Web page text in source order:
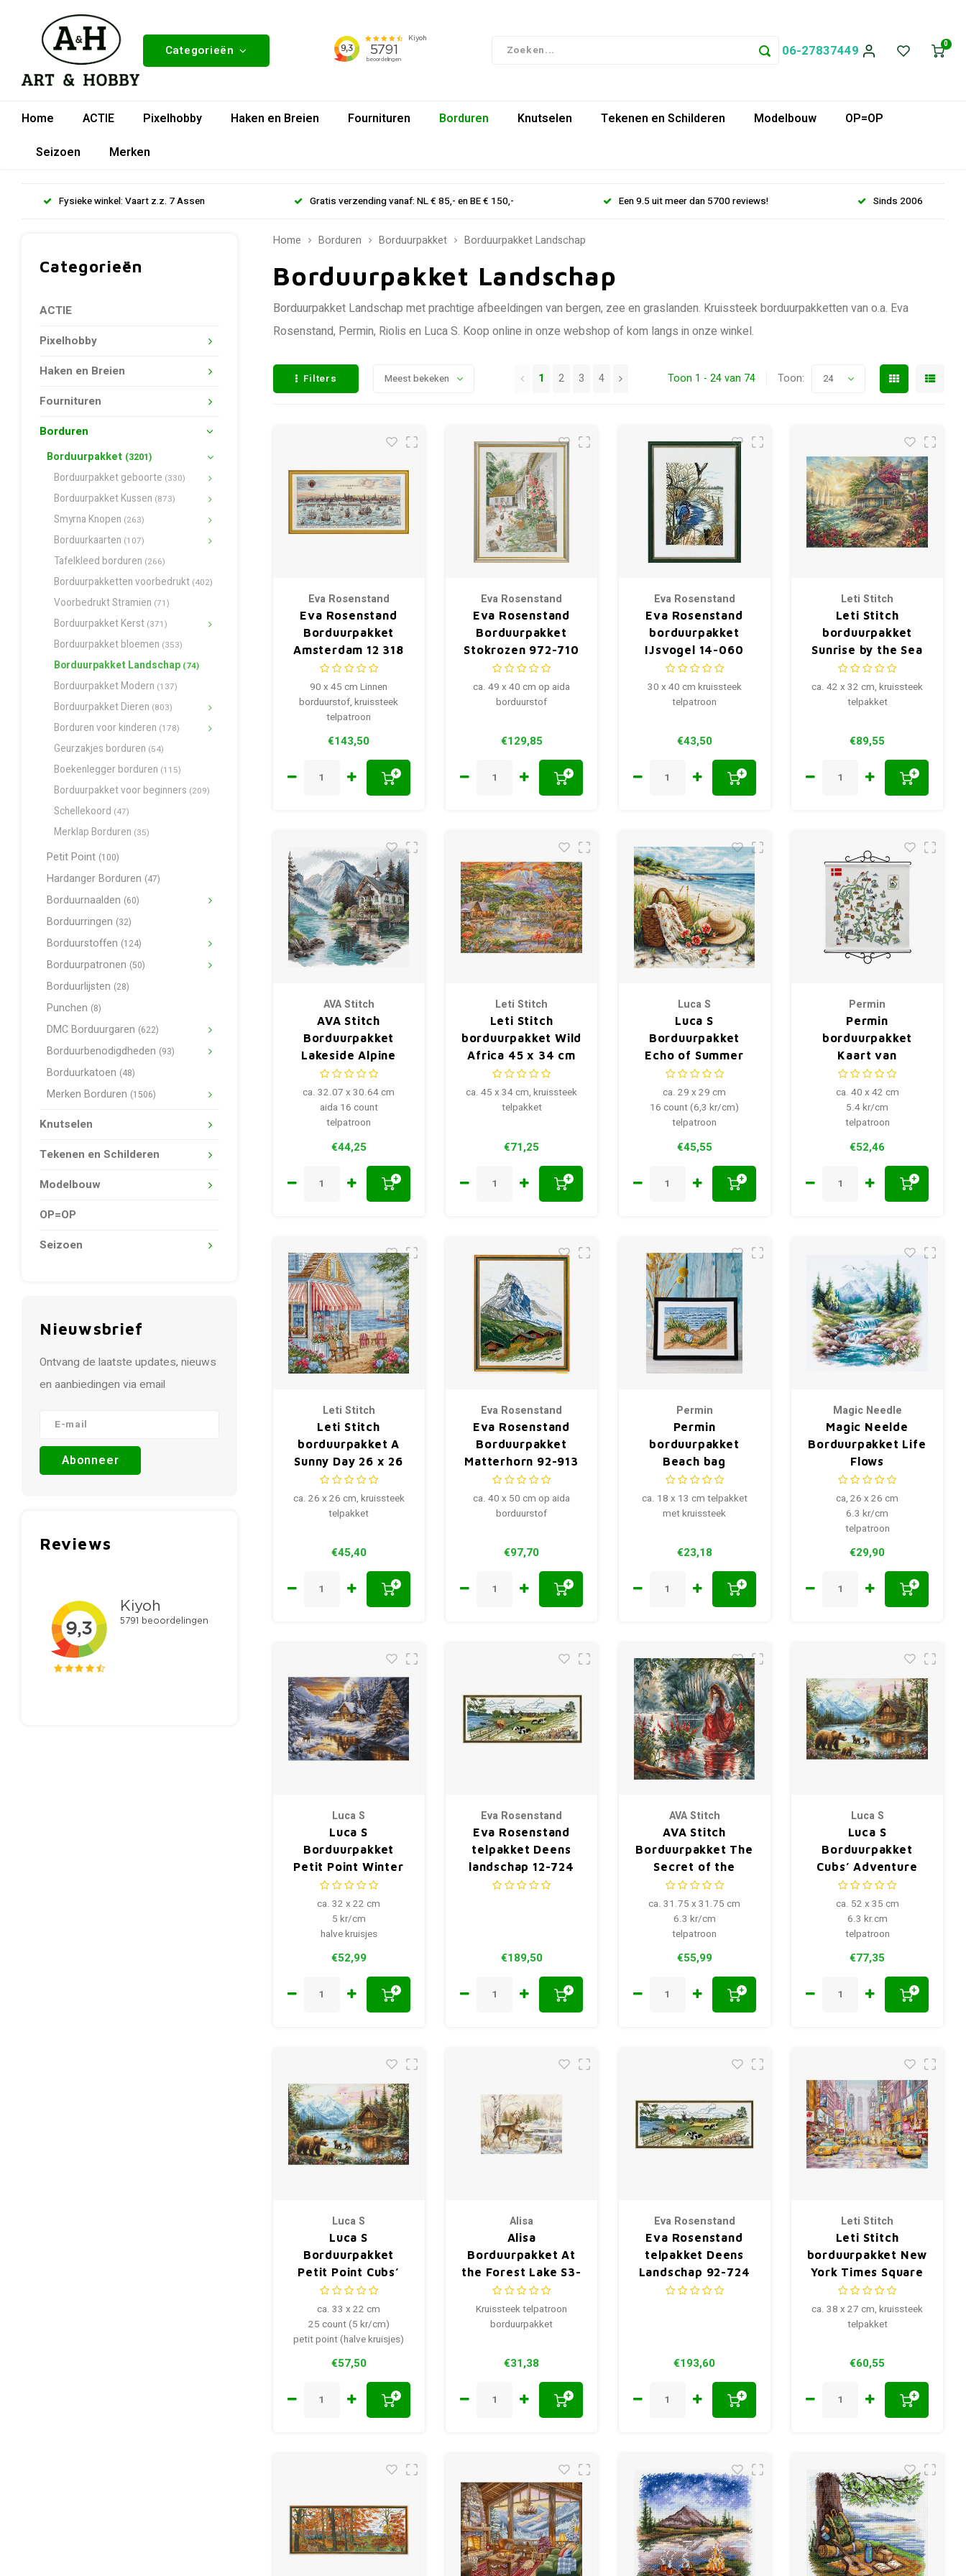
Categorieën 06-27837449 0
Home ACTIE Pixelhobby Haken en Breien Fournituren Borduren Knutselen Tekenen en Schilderen Modelbouw
OP=OP
Seizoen
Merken
Fysieke winkel: Vaart z.z. 7 Assen Gratis verzending vanaf: NL € 85,- en BE € 150,- Een 9.5 uit meer dan 5700 reviews! Sinds 2006
Categorieën
ACTIE
Pixelhobby
Haken en Breien
Fournituren
Borduren
Borduurpakket (3201)
Borduurpakket geboorte (330)
Borduurpakket Kussen (873)
Smyrna Knopen (263)
Borduurkaarten (107)
Tafelkleed borduren (266)
Borduurpakketten voorbedrukt (402)
Voorbedrukt Stramien (71)
Borduurpakket Kerst (371)
Borduurpakket bloemen (353)
Borduurpakket Landschap (74)
Borduurpakket Modern (137)
Borduurpakket Dieren (803)
Borduren voor kinderen (178)
Geurzakjes borduren (54)
Boekenlegger borduren (115)
Borduurpakket voor beginners (209)
Schellekoord (47)
Merklap Borduren (35)
Petit Point (100)
Hardanger Borduren (47)
Borduurnaalden (60)
Borduurringen (32)
Borduurstoffen (124)
Borduurpatronen (50)
Borduurlijsten (28)
Punchen (8)
DMC Borduurgaren (622)
Borduurbenodigdheden (93)
Borduurkatoen (48)
Merken Borduren (1506)
Knutselen
Tekenen en Schilderen
Modelbouw
OP=OP
Seizoen
Nieuwsbrief
Ontvang de laatste updates, nieuws
en aanbiedingen via email
Abonneer
Reviews
Home Borduren Borduurpakket Borduurpakket Landschap
Borduurpakket Landschap
Borduurpakket Landschap met prachtige afbeeldingen van bergen, zee en graslanden. Kruissteek borduurpakketten van o.a. Eva
Rosenstand, Permin, Riolis en Luca S. Koop online in onze webshop of kom langs in onze winkel.
Filters Meest bekeken 1 2 3 4 Toon 1 - 24 van 74 Toon: 24
Eva Rosenstand
Eva Rosenstand
Borduurpakket
Amsterdam 12 318
90 x 45 cm Linnen
borduurstof, kruissteek
telpatroon
€143,50
+
Eva Rosenstand
Eva Rosenstand
Borduurpakket
Stokrozen 972-710
ca. 49 x 40 cm op aida
borduurstof
€129,85
+
Eva Rosenstand
Eva Rosenstand
borduurpakket
IJsvogel 14-060
30 x 40 cm kruissteek
telpatroon
€43,50
+
Leti Stitch
Leti Stitch
borduurpakket
Sunrise by the Sea
42 x 32 cm
ca. 42 x 32 cm, kruissteek
telpakket
€89,55
+
AVA Stitch
AVA Stitch
Borduurpakket
Lakeside Alpine
Cottage
ca. 32.07 x 30.64 cm
aida 16 count
telpatroon
€44,25
+
Leti Stitch
Leti Stitch
borduurpakket Wild
Africa 45 x 34 cm
ca. 45 x 34 cm, kruissteek
telpakket
€71,25
+
Luca S
Luca S
Borduurpakket
Echo of Summer
ca. 29 x 29 cm
16 count (6,3 kr/cm)
telpatroon
€45,55
+
Permin
Permin
borduurpakket
Kaart van
Denemarken 90-
6164
ca. 40 x 42 cm
5.4 kr/cm
telpatroon
€52,46
+
Leti Stitch
Leti Stitch
borduurpakket A
Sunny Day 26 x 26
cm
ca. 26 x 26 cm, kruissteek
telpakket
€45,40
+
Eva Rosenstand
Eva Rosenstand
Borduurpakket
Matterhorn 92-913
ca. 40 x 50 cm op aida
borduurstof
€97,70
+
Permin
Permin
borduurpakket
Beach bag
ca. 18 x 13 cm telpakket
met kruissteek
€23,18
+
Magic Needle
Magic Neelde
Borduurpakket Life
Flows
ca, 26 x 26 cm
6.3 kr/cm
telpatroon
€29,90
+
Luca S
Luca S
Borduurpakket
Petit Point Winter
Evening in the
Mountains
ca. 32 x 22 cm
5 kr/cm
halve kruisjes
€52,99
+
Eva Rosenstand
Eva Rosenstand
telpakket Deens
landschap 12-724
€189,50
+
AVA Stitch
AVA Stitch
Borduurpakket The
Secret of the
Forest
ca. 31.75 x 31.75 cm
6.3 kr/cm
telpatroon
€55,99
+
Luca S
Luca S
Borduurpakket
Cubs’ Adventure
ca. 52 x 35 cm
6.3 kr.cm
telpatroon
€77,35
+
Luca S
Luca S
Borduurpakket
Petit Point Cubs’
Adventure
ca. 33 x 22 cm
25 count (5 kr/cm)
petit point (halve kruisjes)
€57,50
+
Alisa
Alisa
Borduurpakket At
the Forest Lake S3-
28
Kruissteek telpatroon
borduurpakket
€31,38
+
Eva Rosenstand
Eva Rosenstand
telpakket Deens
Landschap 92-724
€193,60
+
Leti Stitch
Leti Stitch
borduurpakket New
York Times Square
38 x 27 cm
ca. 38 x 27 cm, kruissteek
telpakket
€60,55
+